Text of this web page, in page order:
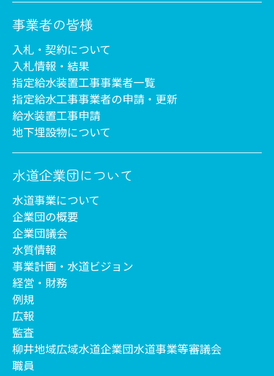
事業者の皆様
入札・契約について
入札情報・結果
指定給水装置工事事業者一覧
指定給水工事事業者の申請・更新
給水装置工事申請
地下埋設物について
水道企業団について
水道事業について
企業団の概要
企業団議会
水質情報
事業計画・水道ビジョン
経営・財務
例規
広報
監査
柳井地域広域水道企業団水道事業等審議会
職員